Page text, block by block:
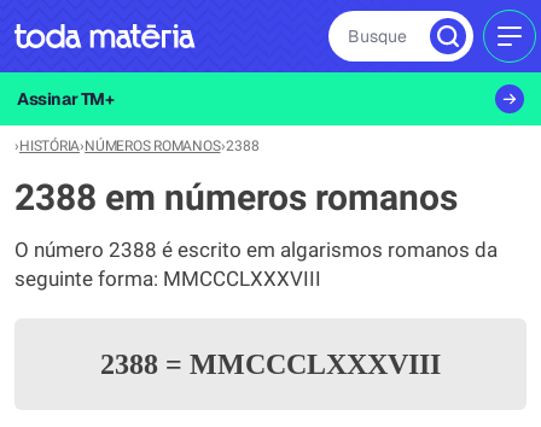
Busque
Assinar TM+
›HISTÓRIA›NÚMEROS ROMANOS›2388
2388 em números romanos
O número 2388 é escrito em algarismos romanos da
seguinte forma: MMCCCLXXXVIII
2388 = MMCCCLXXXVIII